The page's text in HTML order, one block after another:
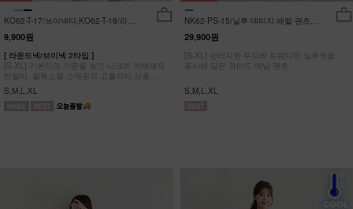
KO62-T-17/브이넥티,KO62-T-18/라운
드티_YN
9,900원
[ 라운드넥/브이넥 2타입 ]
[S-XL] 기본티의 기준을 높인 나크의 자체제작
반팔티. 팔뚝소멸 소매핏의 고퀄리티 상품
#NAK MADE.
S,M,L,XL
NK62-PS-15/닐루 데미지 배럴 팬츠
_HR
29,900원
[S-XL] 빈티지한 무드와 트렌디한 실루엣을
동시에 담은 와이드 데님 팬츠
S,M,L,XL